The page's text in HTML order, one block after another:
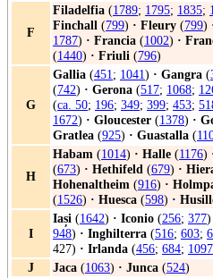
F
Filadelfia (1789; 1795; 1835;
Finchall (799) · Fleury (799)
1787) · Francia (1002) ·
(1440) · Friuli (796)
G
Gallia (451; 1041) · Gangra (
(742) · Gerona (517; 1068;
(ca. 50; 196; 349; 399; 453;
1672) · Gloucester (1378) ·
Gratlea (925) · Guastalla (
H
Habam (1014) · Halle (1176)
(673) · Hethifeld (679) ·
Hohenaltheim (916) ·
(1526) · Huesca (598) ·
I
Iași (1642) · Iconio (256; 377)
948) · Inghilterra (516; 603;
427) · Irlanda (456; 684; 1097
J
Jaca (1063) · Junca (524)